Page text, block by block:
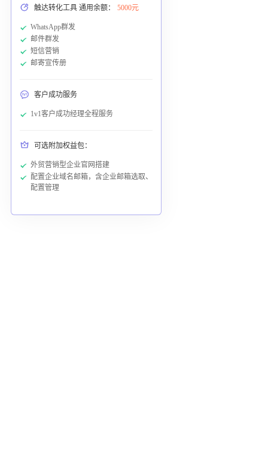
触达转化工具 通用余额： 5000元
WhatsApp群发
邮件群发
短信营销
邮寄宣传册
客户成功服务
1v1客户成功经理全程服务
可选附加权益包：
外贸营销型企业官网搭建
配置企业域名邮箱，含企业邮箱选取、
配置管理